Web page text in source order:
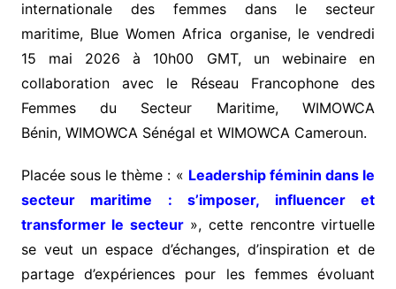
internationale des femmes dans le secteur
maritime, Blue Women Africa organise, le vendredi
15 mai 2026 à 10h00 GMT, un webinaire en
collaboration avec le Réseau Francophone des
Femmes du Secteur Maritime, WIMOWCA
Bénin, WIMOWCA Sénégal et WIMOWCA Cameroun.
Placée sous le thème : « Leadership féminin dans le
secteur maritime : s’imposer, influencer et
transformer le secteur», cette rencontre virtuelle
se veut un espace d’échanges, d’inspiration et de
partage d’expériences pour les femmes évoluant